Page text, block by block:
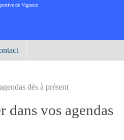
de Vigneux
dès à présent
vos agendas